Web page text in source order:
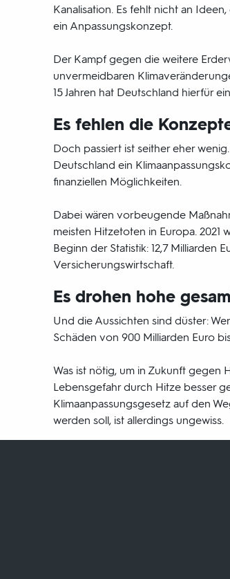
Kanalisation. Es fehlt nicht an
ein Anpassungskonzept.
Der Kampf gegen die weitere
unvermeidbaren
15 Jahren hat Deutschland hierfür
Es fehlen die
Doch passiert ist seither eher
Deutschland ein
finanziellen Möglichkeiten.
Dabei wären vorbeugende
meisten Hitzetoten in Europa. 2021
Beginn der Statistik: 12,7 Milliarden
Versicherungswirtschaft.
Es drohen hohe
Und die Aussichten sind düster:
Schäden von 900 Milliarden Euro
Was ist nötig, um in Zukunft gegen
Lebensgefahr durch Hitze besser
Klimaanpassungsgesetz auf den
werden soll, ist allerdings ungewiss.